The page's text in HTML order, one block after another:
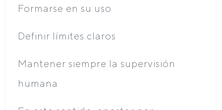
Formarse en su uso
Definir límites claros
Mantener siempre la supervisión
humana